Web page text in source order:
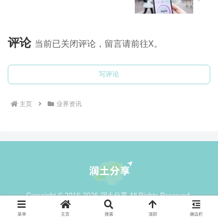
评论 当前已关闭评论，留言请前往X。
写评论
主页 业界资讯
Copyright © 2016-2026 润土分享 All Rights Reserved.
菜单 主页 搜索 顶部 侧边栏